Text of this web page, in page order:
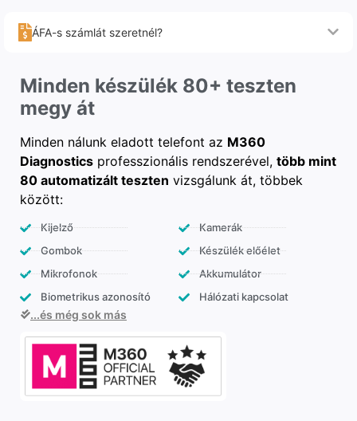
ÁFA-s számlát szeretnél?
Minden készülék 80+ teszten
megy át
Minden nálunk eladott telefont az M360
Diagnostics professzionális rendszerével, több mint
80 automatizált teszten vizsgálunk át, többek
között:
Kijelző
Gombok
Mikrofonok
Biometrikus azonosító
Kamerák
Készülék előélet
Akkumulátor
Hálózati kapcsolat
...és még sok más